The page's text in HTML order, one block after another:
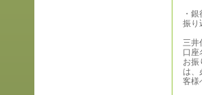
・
振り
三
口
お振
は、
客様